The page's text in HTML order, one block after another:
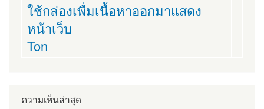
ใช้กล่องเพื่มเนื้อหาออกมาแสดง
หน้าเว็บ
Ton
ความเห็นล่าสุด